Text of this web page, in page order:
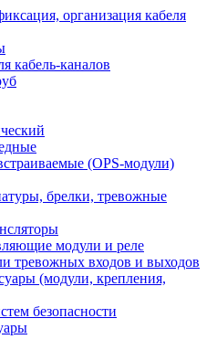
организация кабеля
кабель-каналов
(OPS-модули)
брелки, тревожные
модули и реле
тревожных входов и выходов
(модули, крепления,
безопасности